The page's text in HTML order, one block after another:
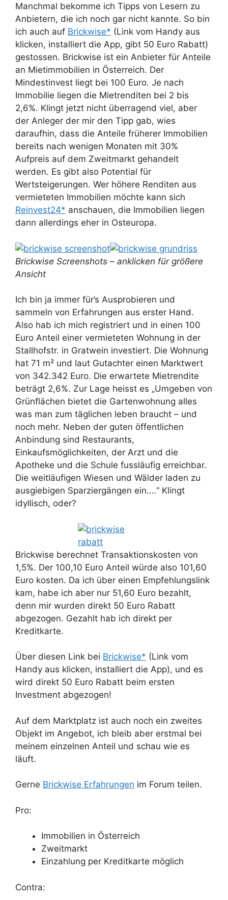
Manchmal bekomme ich Tipps von Lesern zu
Anbietern, die ich noch gar nicht kannte. So bin
ich auch auf Brickwise* (Link vom Handy aus
klicken, installiert die App, gibt 50 Euro Rabatt)
gestossen. Brickwise ist ein Anbieter für Anteile
an Mietimmobilien in Österreich. Der
Mindestinvest liegt bei 100 Euro. Je nach
Immobilie liegen die Mietrenditen bei 2 bis
2,6%. Klingt jetzt nicht überragend viel, aber
der Anleger der mir den Tipp gab, wies
daraufhin, dass die Anteile früherer Immobilien
bereits nach wenigen Monaten mit 30%
Aufpreis auf dem Zweitmarkt gehandelt
werden. Es gibt also Potential für
Wertsteigerungen. Wer höhere Renditen aus
vermieteten Immobilien möchte kann sich
Reinvest24* anschauen, die Immobilien liegen
dann allerdings eher in Osteuropa.
Brickwise Screenshots – anklicken für größere
Ansicht
Ich bin ja immer für’s Ausprobieren und
sammeln von Erfahrungen aus erster Hand.
Also hab ich mich registriert und in einen 100
Euro Anteil einer vermieteten Wohnung in der
Stallhofstr. in Gratwein investiert. Die Wohnung
hat 71 m² und laut Gutachter einen Marktwert
von 342.342 Euro. Die erwartete Mietrendite
beträgt 2,6%. Zur Lage heisst es „Umgeben von
Grünflächen bietet die Gartenwohnung alles
was man zum täglichen leben braucht – und
noch mehr. Neben der guten öffentlichen
Anbindung sind Restaurants,
Einkaufsmöglichkeiten, der Arzt und die
Apotheke und die Schule fussläufig erreichbar.
Die weitläufigen Wiesen und Wälder laden zu
ausgiebigen Sparziergängen ein….“ Klingt
idyllisch, oder?
Brickwise berechnet Transaktionskosten von
1,5%. Der 100,10 Euro Anteil würde also 101,60
Euro kosten. Da ich über einen Empfehlungslink
kam, habe ich aber nur 51,60 Euro bezahlt,
denn mir wurden direkt 50 Euro Rabatt
abgezogen. Gezahlt hab ich direkt per
Kreditkarte.
Über diesen Link bei Brickwise* (Link vom
Handy aus klicken, installiert die App), und es
wird direkt 50 Euro Rabatt beim ersten
Investment abgezogen!
Auf dem Marktplatz ist auch noch ein zweites
Objekt im Angebot, ich bleib aber erstmal bei
meinem einzelnen Anteil und schau wie es
läuft.
Gerne Brickwise Erfahrungen im Forum teilen.
Pro:
Immobilien in Österreich
Zweitmarkt
Einzahlung per Kreditkarte möglich
Contra: